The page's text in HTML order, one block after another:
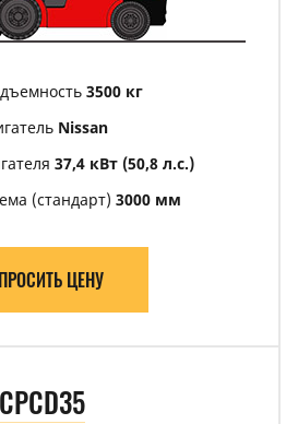
3500 кг
Nissan
37,4 кВт (50,8 л.с.)
(стандарт) 3000 мм
ЦЕНУ
CPCD35